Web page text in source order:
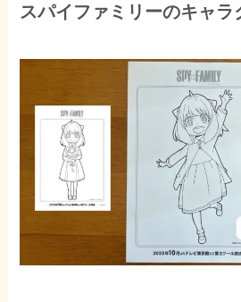
スパイファミリーのキャラ